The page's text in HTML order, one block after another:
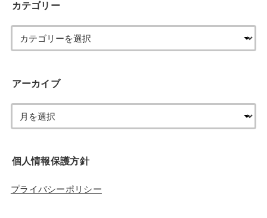
カテゴリー
アーカイブ
個人情報保護方針
プライバシーポリシー